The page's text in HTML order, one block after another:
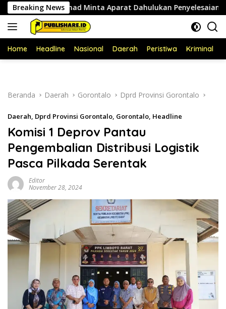
Langsung
ke
konten
Breaking News
Ahmad Minta Aparat Dahulukan Penyelesaian Administratif
Home Headline Nasional Daerah Peristiwa Kriminal
Beranda Daerah Gorontalo Dprd Provinsi Gorontalo
Daerah, Dprd Provinsi Gorontalo, Gorontalo, Headline
Komisi 1 Deprov Pantau
Pengembalian Distribusi Logistik
Pasca Pilkada Serentak
Editor
November 28, 2024